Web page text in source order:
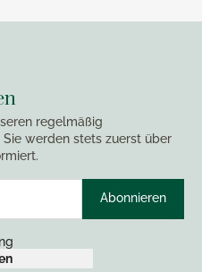
regelmäßig
werden stets zuerst über
Abonnieren